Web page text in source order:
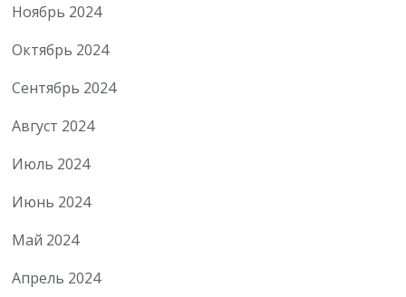
Ноябрь 2024
Октябрь 2024
Сентябрь 2024
Август 2024
Июль 2024
Июнь 2024
Май 2024
Апрель 2024